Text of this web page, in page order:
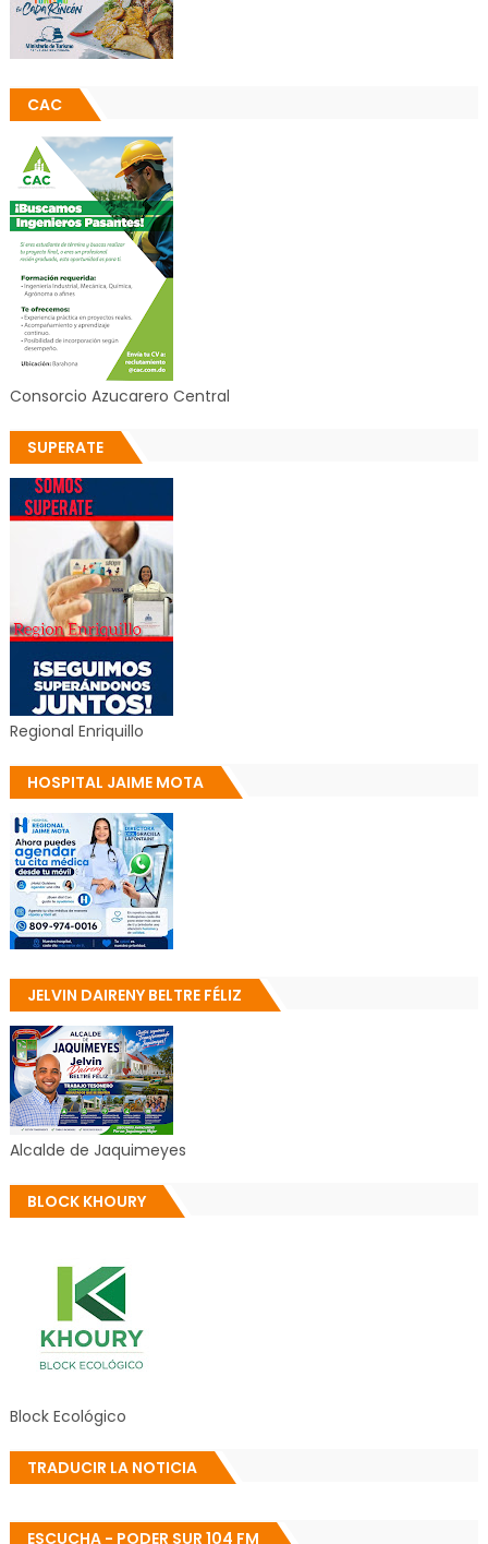
CAC
Consorcio Azucarero Central
SUPERATE
Regional Enriquillo
HOSPITAL JAIME MOTA
JELVIN DAIRENY BELTRE FÉLIZ
Alcalde de Jaquimeyes
BLOCK KHOURY
Block Ecológico
TRADUCIR LA NOTICIA
ESCUCHA - PODER SUR 104 FM